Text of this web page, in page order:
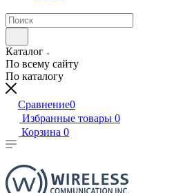
Каталог
По всему сайту
По каталогу
Сравнение0
Избранные товары 0
Корзина 0